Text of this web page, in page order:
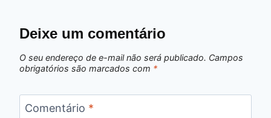
Deixe um comentário
O seu endereço de e-mail não será publicado. Campos
obrigatórios são marcados com *
Comentário *